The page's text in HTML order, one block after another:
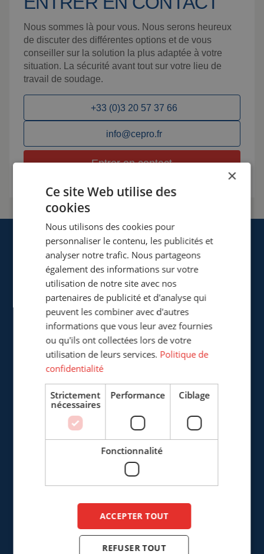
Nous sommes là pour vous. Nous serons heureux
de discuter des différentes options et de vous
conseiller sur la solution la plus adaptée à votre
situation. La sécurité avant tout sur votre lieu de
travail de soudage.
+33 (0)3 20 57 37 66
info@cepro.fr
Entrer en contact
Cepro Sarl
217, Boulevard de la Liberté
F-59800 Lille
France
+33 (0)3 20 57 37 66
info@cepro.fr
VENTES
info@cepro.fr
FINANCE & ADMINISTRATION
×
Ce site Web utilise des
cookies
Nous utilisons des cookies pour
personnaliser le contenu, les publicités et
analyser notre trafic. Nous partageons
également des informations sur votre
utilisation de notre site avec nos
partenaires de publicité et d'analyse qui
peuvent les combiner avec d'autres
informations que vous leur avez fournies
ou qu'ils ont collectées lors de votre
utilisation de leurs services. Politique de
confidentialité
Strictement
nécessaires
Performance Ciblage
Fonctionnalité
ACCEPTER TOUT
REFUSER TOUT